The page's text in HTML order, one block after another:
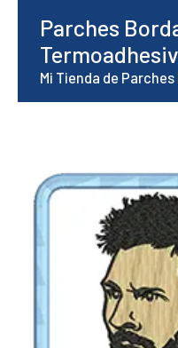
contenido
Parches
Mi Tienda de